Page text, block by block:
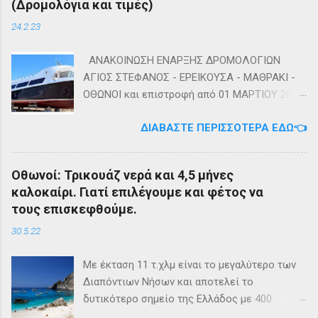
(Δρομολόγια και τιμές)
24.2.23
ΑΝΑΚΟΙΝΩΣΗ ΕΝΑΡΞΗΣ ΔΡΟΜΟΛΟΓΙΩΝ
ΑΓΙΟΣ ΣΤΕΦΑΝΟΣ - ΕΡΕΙΚΟΥΣΑ - ΜΑΘΡΑΚΙ -
ΟΘΩΝΟΙ και επιστροφή από 01 ΜΑΡΤΙΟΥ 2023
της εταιρίας μας, ΕΓ-ΔΡ ΒΑΜΟΣ, αναμένεται
και επιστροφή με 3 δρομολόγια την εβδομάδα
από 01/03/2023 Πηγή: chania-lines.com
ΔΙΑΒΆΣΤΕ ΠΕΡΙΣΣΌΤΕΡΑ ΕΔΏ👈
Οθωνοί: Τρικουάζ νερά και 4,5 μήνες
καλοκαίρι. Γιατί επιλέγουμε και φέτος να
τους επισκεφθούμε.
30.5.22
Με έκταση 11 τ.χλμ είναι το μεγαλύτερο των
Διαπόντιων Νήσων και αποτελεί το
δυτικότερο σημείο της Ελλάδος με 400